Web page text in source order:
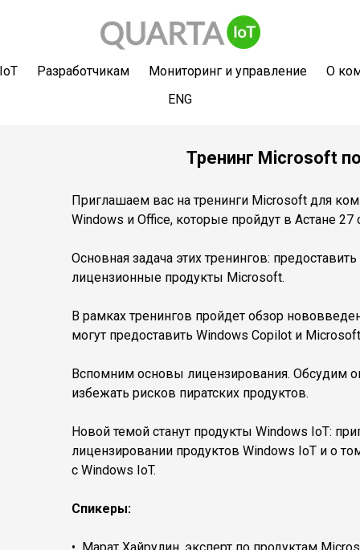
Разработчикам Мониторинг и управление
О
ENG
Тренинг Microsoft
Приглашаем вас на тренинги Microsoft для
Windows и Office, которые пройдут в Астане
Основная задача этих тренингов:
лицензионные продукты Microsoft.
В рамках тренингов пройдет обзор
могут предоставить Windows Copilot и
Вспомним основы лицензирования. Обсудим
избежать рисков пиратских продуктов.
Новой темой станут продукты Windows IoT:
лицензировании продуктов Windows IoT и о
с Windows IoT.
Спикеры: